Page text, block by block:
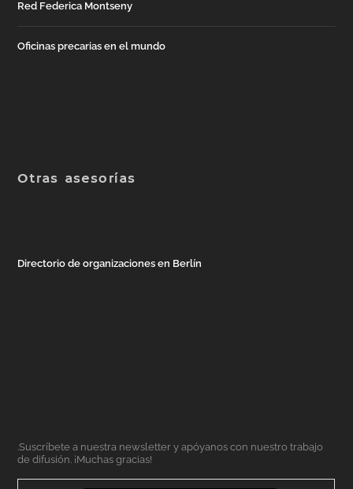
Red Federica Montseny
Oficinas precarias en el mundo
Otras asesorías
Directorio de organizaciones en Berlín
.Suscríbete a nuestra newsletter y apóyanos con nuestro trabajo
de difusión. ¡Muchas gracias!